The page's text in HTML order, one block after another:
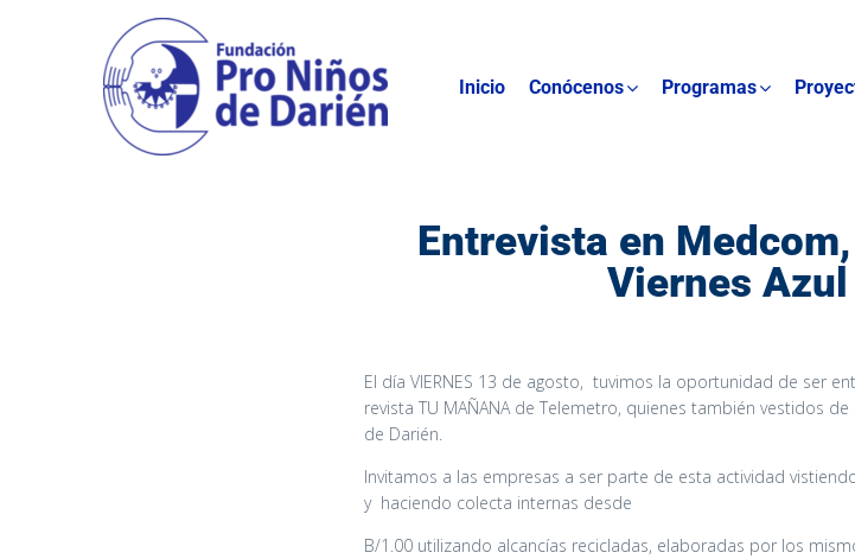
Inicio Conócenos Programas
Entrevista en
Viernes
El día VIERNES 13 de agosto, tuvimos la oportunidad de ser
revista TU MAÑANA de Telemetro, quienes también vestidos
de Darién.
Invitamos a las empresas a ser parte de esta actividad
y haciendo colecta internas desde
B/1.00 utilizando alcancías recicladas, elaboradas por los